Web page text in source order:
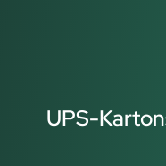
UPS-